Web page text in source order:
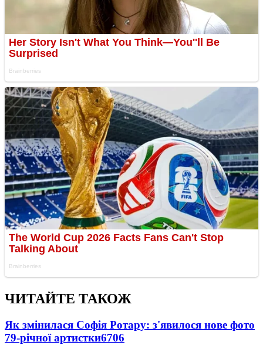
ЧИТАЙТЕ ТАКОЖ
Як змінилася Софія Ротару: з'явилося нове фото
79-річної артистки6706